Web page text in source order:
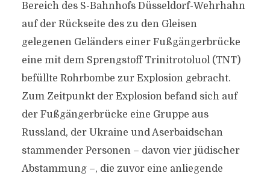
Bereich des S-Bahnhofs Düsseldorf-Wehrhahn
auf der Rückseite des zu den Gleisen
gelegenen Geländers einer Fußgängerbrücke
eine mit dem Sprengstoff Trinitrotoluol (TNT)
befüllte Rohrbombe zur Explosion gebracht.
Zum Zeitpunkt der Explosion befand sich auf
der Fußgängerbrücke eine Gruppe aus
Russland, der Ukraine und Aserbaidschan
stammender Personen – davon vier jüdischer
Abstammung –, die zuvor eine anliegende